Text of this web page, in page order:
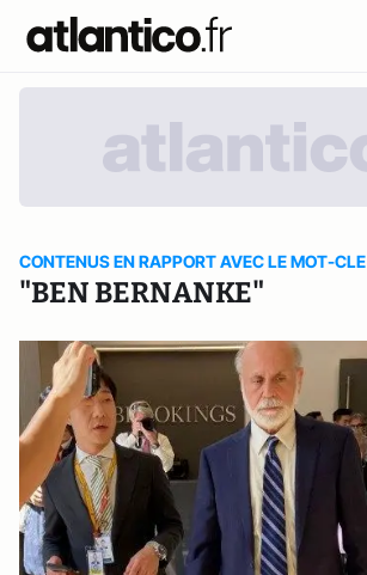
CONTENUS EN RAPPORT AVEC LE MOT-CLE
"BEN BERNANKE"